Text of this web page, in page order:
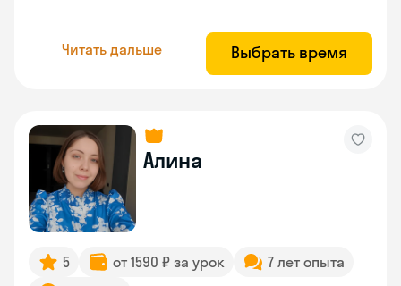
Читать дальше Выбрать время
Алина
5 от 1590 ₽ за урок
7 лет опыта